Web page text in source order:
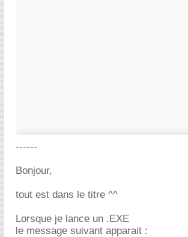
------
Bonjour,
tout est dans le titre ^^
Lorsque je lance un .EXE
le message suivant apparait :